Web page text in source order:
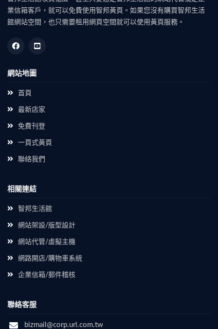
業信箱客戶，就可以免費使用智邦黃頁。如果您沒有購買智邦生活
館網站空間，也只需要租用網頁空間就可以使用黃頁服務。
網站地圖
首頁
最新店家
免費刊登
一頁式黃頁
聯絡我們
相關連結
智邦生活館
網站架設/版型設計
網站代管/虛擬主機
網路開店/購物車系統
企業信箱/郵件稽核
聯絡客服
bizmail@corp.url.com.tw